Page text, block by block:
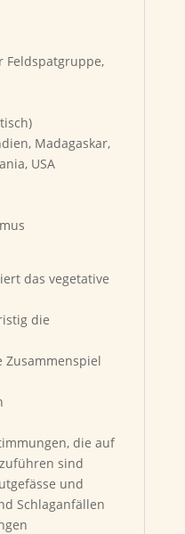
Feldspatgruppe,
Madagaskar,
USA
das vegetative
die
die auf
sind
und
Schlaganfällen